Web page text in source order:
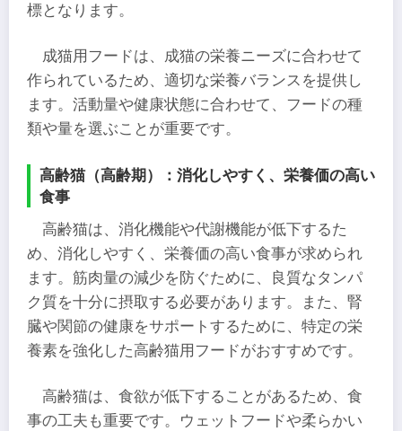
標となります。
成猫用フードは、成猫の栄養ニーズに合わせて
作られているため、適切な栄養バランスを提供し
ます。活動量や健康状態に合わせて、フードの種
類や量を選ぶことが重要です。
高齢猫（高齢期）：消化しやすく、栄養価の高い
食事
高齢猫は、消化機能や代謝機能が低下するた
め、消化しやすく、栄養価の高い食事が求められ
ます。筋肉量の減少を防ぐために、良質なタンパ
ク質を十分に摂取する必要があります。また、腎
臓や関節の健康をサポートするために、特定の栄
養素を強化した高齢猫用フードがおすすめです。
高齢猫は、食欲が低下することがあるため、食
事の工夫も重要です。ウェットフードや柔らかい